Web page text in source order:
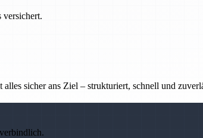
versichert.
sicher ans Ziel – strukturiert, schnell und